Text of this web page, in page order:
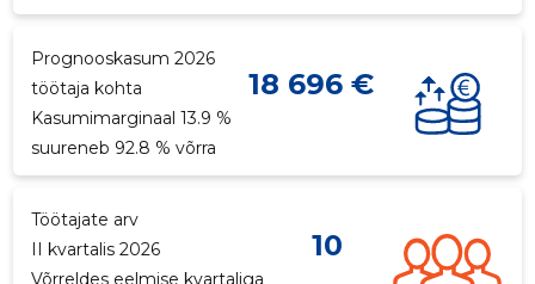
Prognooskasum 2026
töötaja kohta
18 696 €
Kasumimarginaal 13.9 %
suureneb 92.8 % võrra
Töötajate arv
II kvartalis 2026
10